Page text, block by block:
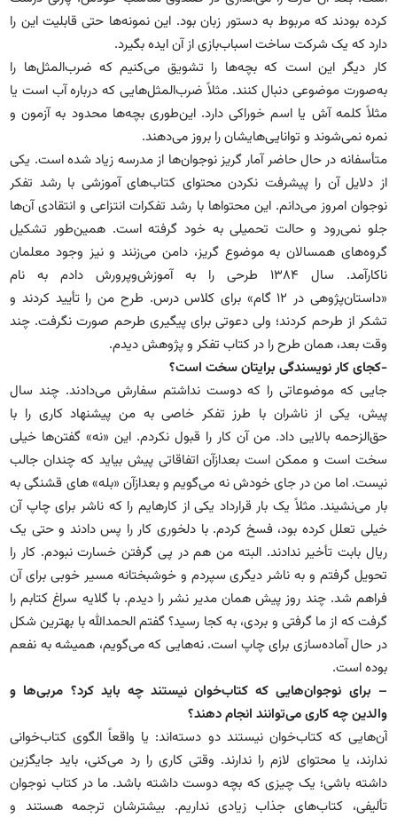
کرده بودند که مربوط به دستور زبان بود. این نمونه‌ها حتی قابلیت این را
دارد که یک شرکت ساخت اسباب‌بازی از آن ایده بگیرد.
کار دیگر این است که بچه‌ها را تشویق می‌کنیم که ضرب‌المثل‌ها را
به‌صورت موضوعی دنبال کنند. مثلاً ضرب‌المثل‌هایی که درباره آب است یا
مثلاً کلمه آش یا اسم خوراکی دارد. این‌طوری بچه‌ها محدود به آزمون و
نمره نمی‌شوند و توانایی‌هایشان را بروز می‌دهند.
متأسفانه در حال حاضر آمار گریز نوجوان‌ها از مدرسه زیاد شده است. یکی
از دلایل آن را پیشرفت نکردن محتوای کتاب‌های آموزشی با رشد تفکر
نوجوان امروز می‌دانم. این محتواها با رشد تفکرات انتزاعی و انتقادی آن‌ها
جلو نمی‌رود و حالت تحمیلی به خود گرفته است. همین‌طور تشکیل
گروه‌های همسالان به موضوع گریز، دامن می‌زنند و نیز وجود معلمان
ناکارآمد. سال ۱۳۸۴ طرحی را به آموزش‌وپرورش دادم به نام
«داستان‌پژوهی در ۱۲ گام» برای کلاس درس. طرح من را تأیید کردند و
تشکر از طرحم کردند؛ ولی دعوتی برای پیگیری طرحم صورت نگرفت. چند
وقت بعد، همان طرح را در کتاب تفکر و پژوهش دیدم.
-کجای کار نویسندگی برایتان سخت است؟
جایی که موضوعاتی را که دوست نداشتم سفارش می‌دادند. چند سال
پیش، یکی از ناشران با طرز تفکر خاصی به من پیشنهاد کاری را با
حق‌الزحمه بالایی داد. من آن کار را قبول نکردم. این «نه» گفتن‌ها خیلی
سخت است و ممکن است بعدازآن اتفاقاتی پیش بیاید که چندان جالب
نیست. اما من در جای خودش نه می‌گویم و بعدازآن «بله‌» های قشنگی به
بار می‌نشیند. مثلاً یک بار قرارداد یکی از کارهایم را که ناشر برای چاپ آن
خیلی تعلل کرده بود، فسخ کردم. با دلخوری کار را پس دادند و حتی یک
ریال بابت تأخیر ندادند. البته من هم در پی گرفتن خسارت نبودم. کار را
تحویل گرفتم و به ناشر دیگری سپردم و خوشبختانه مسیر خوبی برای آن
فراهم شد. چند روز پیش همان مدیر نشر را دیدم. با گلایه سراغ کتابم را
گرفت که از ما گرفتی و بردی، به کجا رسید؟ گفتم الحمدالله با بهترین شکل
در حال آماده‌سازی برای چاپ است. نه‌هایی که می‌گویم، همیشه به نفعم
بوده است.
– برای نوجوان‌هایی که کتاب‌خوان نیستند چه باید کرد؟ مربی‌ها و
والدین چه کاری می‌توانند انجام دهند؟
آن‌هایی که کتاب‌خوان نیستند دو دسته‌اند: یا واقعاً الگوی کتاب‌خوانی
ندارند، یا محتوای لازم را ندارند. وقتی کاری را رد می‌کنی، باید جایگزین
داشته باشی؛ یک چیزی که بچه دوست داشته باشد. ما در کتاب نوجوان
تألیفی، کتاب‌های جذاب زیادی نداریم. بیشترشان ترجمه هستند و